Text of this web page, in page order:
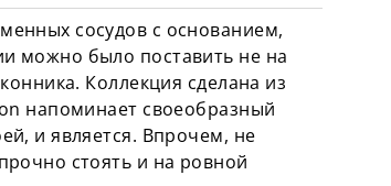
сосудов с основанием,
можно было поставить не на
Коллекция сделана из
напоминает своеобразный
и является. Впрочем, не
стоять и на ровной